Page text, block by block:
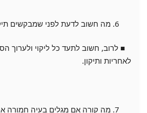
מה חשוב לדעת לפני שמבקשים
■ לרוב, חשוב לתעד כל ליקוי ולערוך
לאחריות ותיקון.
מה קורה אם מגלים בעיה חמורה